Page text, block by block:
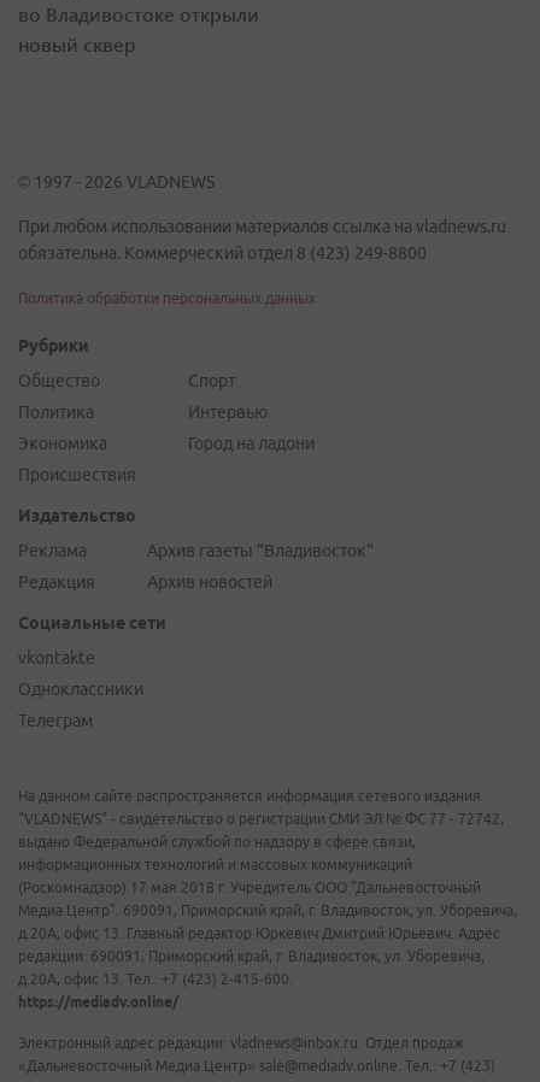
во Владивостоке открыли
новый сквер
© 1997 - 2026 VLADNEWS
При любом использовании материалов ссылка на vladnews.ru
обязательна. Коммерческий отдел 8 (423) 249-8800
Политика обработки персональных данных
Рубрики
Общество
Политика
Экономика
Происшествия
Спорт
Интервью
Город на ладони
Издательство
Реклама
Редакция
Архив газеты "Владивосток"
Архив новостей
Социальные сети
vkontakte
Одноклассники
Телеграм
На данном сайте распространяется информация сетевого издания
"VLADNEWS" - свидетельство о регистрации СМИ ЭЛ № ФС 77 - 72742,
выдано Федеральной службой по надзору в сфере связи,
информационных технологий и массовых коммуникаций
(Роскомнадзор) 17 мая 2018 г. Учредитель ООО "Дальневосточный
Медиа Центр". 690091, Приморский край, г. Владивосток, ул. Уборевича,
д.20А, офис 13. Главный редактор Юркевич Дмитрий Юрьевич. Адрес
редакции: 690091, Приморский край, г. Владивосток, ул. Уборевича,
д.20А, офис 13. Тел.: +7 (423) 2-415-600.
https://mediadv.online/
Электронный адрес редакции: vladnews@inbox.ru. Отдел продаж
«Дальневосточный Медиа Центр» sale@mediadv.online. Тел.: +7 (423)